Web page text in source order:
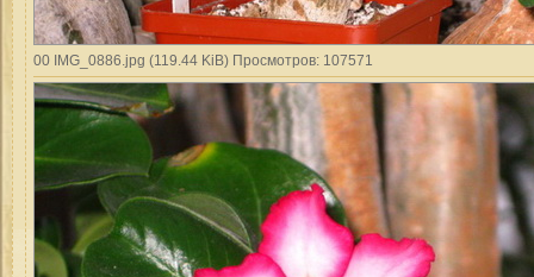
00 IMG_0886.jpg (119.44 KiB) Просмотров: 107571